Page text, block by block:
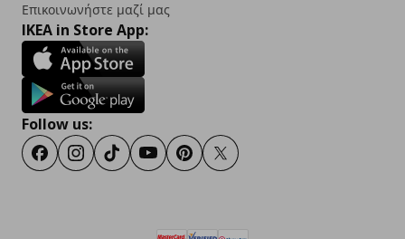
Επικοινωνήστε μαζί μας
IKEA in Store App:
Follow us:
FacebookInstagram
TikTokYoutubePinterestTwitter